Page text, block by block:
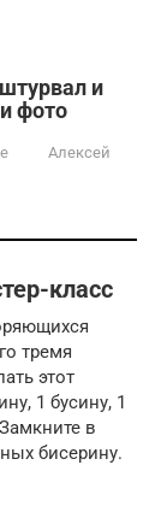
и
фото
Алексей
класс
тремя
этот
1 бусину, 1
в
бисерину.